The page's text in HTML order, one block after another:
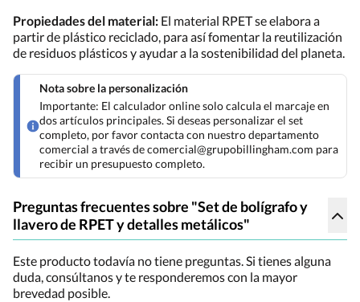
Propiedades del material: El material RPET se elabora a
partir de plástico reciclado, para así fomentar la reutilización
de residuos plásticos y ayudar a la sostenibilidad del planeta.
Nota sobre la personalización
Importante: El calculador online solo calcula el marcaje en
dos artículos principales. Si deseas personalizar el set
completo, por favor contacta con nuestro departamento
comercial a través de comercial@grupobillingham.com para
recibir un presupuesto completo.
Preguntas frecuentes sobre "Set de bolígrafo y
llavero de RPET y detalles metálicos"
Este producto todavía no tiene preguntas. Si tienes alguna
duda, consúltanos y te responderemos con la mayor
brevedad posible.